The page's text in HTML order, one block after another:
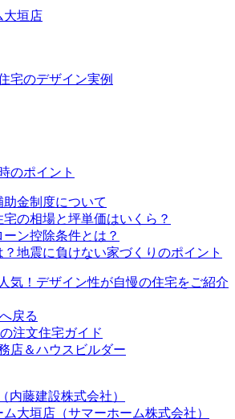
大垣店
宅のデザイン実例
のポイント
金制度について
の相場と坪単価はいくら？
ン控除条件とは？
地震に負けない家づくりのポイント
気！デザイン性が自慢の住宅をご紹介
注文住宅ガイド
店＆ハウスビルダー
内藤建設株式会社）
大垣店（サマーホーム株式会社）